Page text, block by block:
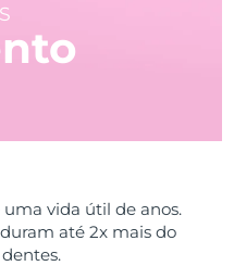
vida útil de anos.
até 2x mais do